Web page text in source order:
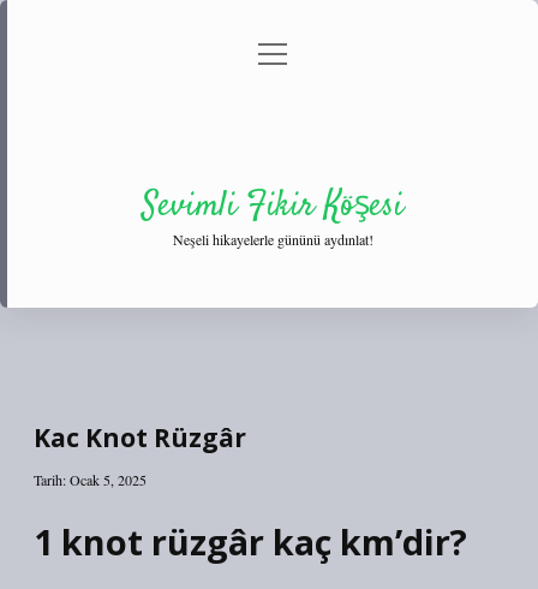
Gizlilik Politikası
menüyü
Sevimli Fikir Köşesi
Neşeli hikayelerle gününü aydınlat!
Kac Knot Rüzgâr
Tarih: Ocak 5, 2025
1 knot rüzgâr kaç km’dir?